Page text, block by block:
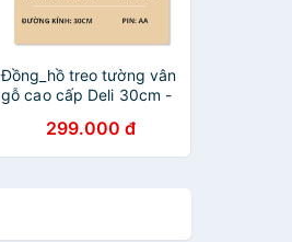
Đồng_hồ treo tường vân
gỗ cao cấp Deli 30cm -
đẹp từng chi tiết - vpp
Diệp Lạc (sỉ/lẻ)
299.000 đ